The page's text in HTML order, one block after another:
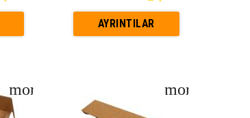
AYRINTILAR